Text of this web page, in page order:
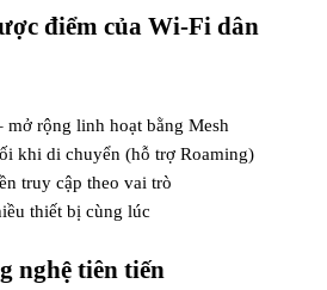
điểm của Wi-Fi dân
mở rộng linh hoạt bằng Mesh
khi di chuyển (hỗ trợ Roaming)
truy cập theo vai trò
thiết bị cùng lúc
nghệ tiên tiến